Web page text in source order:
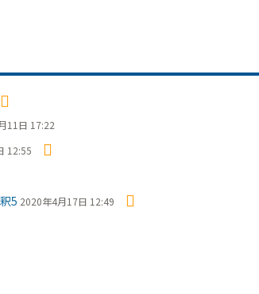
11日 17:22
12:55
5 2020年4月17日 12:49